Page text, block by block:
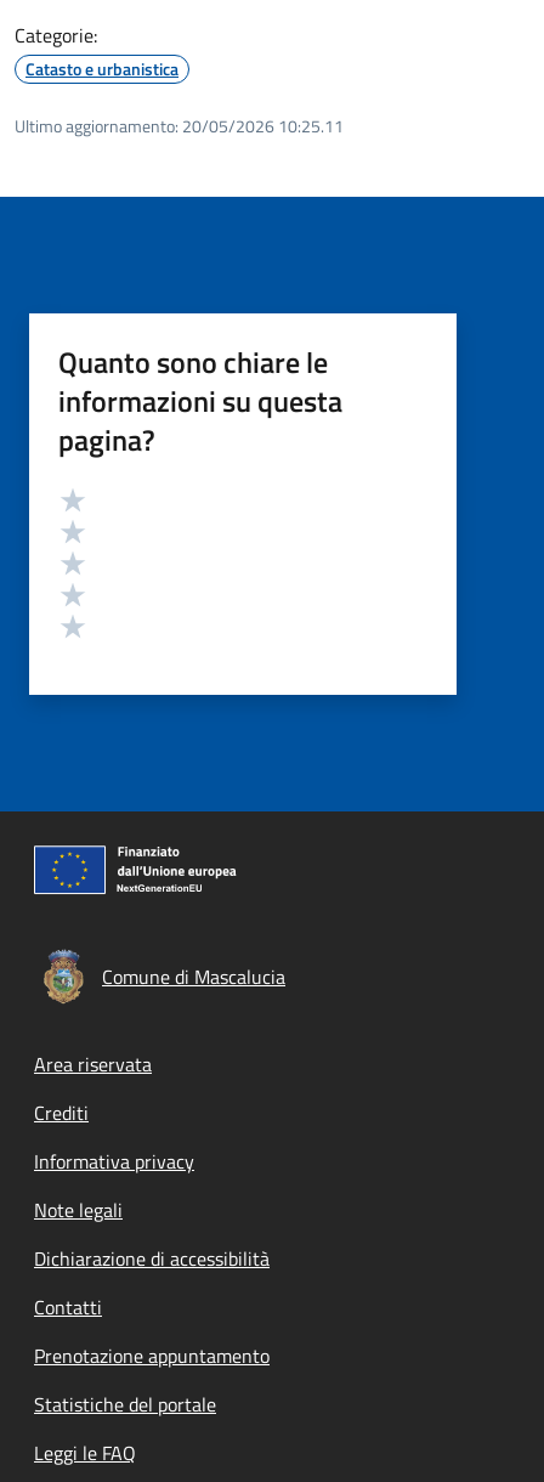
Categorie:
Catasto e urbanistica
Ultimo aggiornamento: 20/05/2026 10:25.11
Quanto sono chiare le
informazioni su questa
pagina?
Valutazione
Comune di Mascalucia
Footer menu
Area riservata
Crediti
Informativa privacy
Note legali
Dichiarazione di accessibilità
Contatti
Prenotazione appuntamento
Statistiche del portale
Leggi le FAQ